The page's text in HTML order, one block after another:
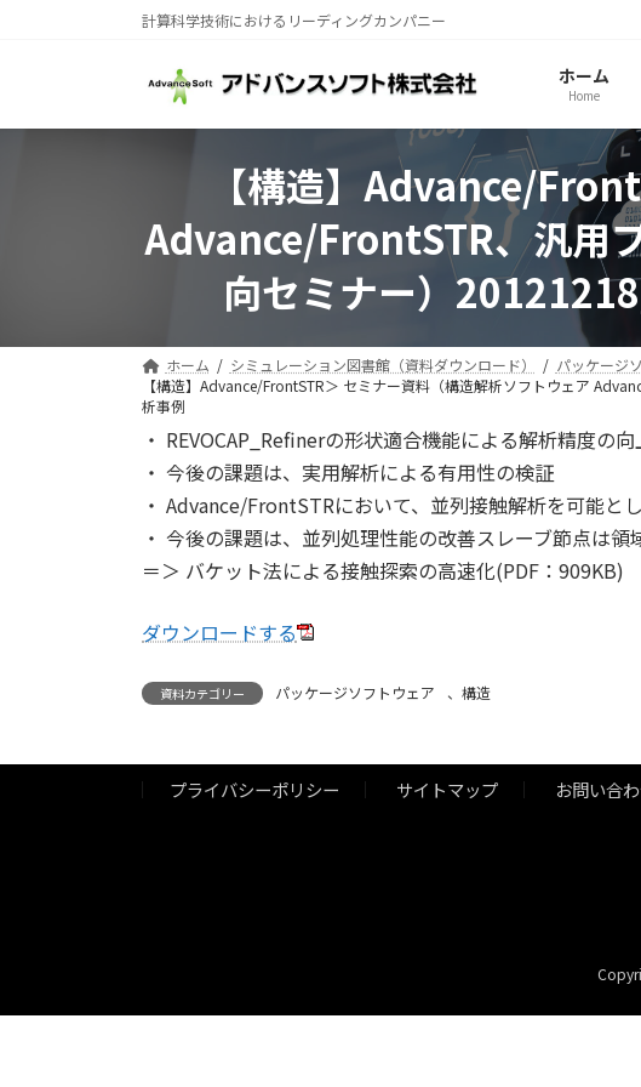
ツ
シ
計算科学技術におけるリーディングカンパニー
ホーム
Home
【構造】Advance/
Advance/FrontSTR、汎用
向セミナー）
ホーム シミュレーション図書館（資料ダウンロード）
パッケージ
【構造】Advance/FrontSTR＞ セミナー資料（構造解析ソフトウェア
析事例
・ REVOCAP_Refinerの形状適合機能による解析精度の
・ 今後の課題は、実用解析による有用性の検証
・ Advance/FrontSTRにおいて、並列接触解析を可能とし
・ 今後の課題は、並列処理性能の改善スレーブ節点は
＝＞ バケット法による接触探索の高速化(PDF：909KB)
ダウンロードする
資料カテゴリー パッケージソフトウェア 、 構造
プライバシーポリシー サイトマップ お問い合